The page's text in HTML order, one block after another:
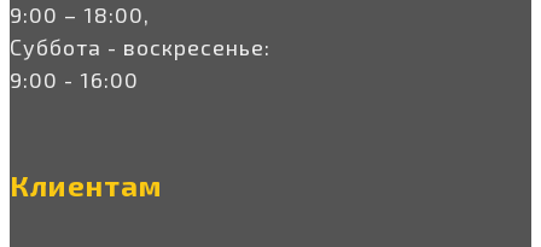
9:00 – 18:00,
Суббота - воскресенье:
9:00 - 16:00
Клиентам